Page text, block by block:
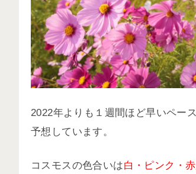
2022年よりも１週間ほど早いペー
予想しています。
コスモスの色合いは白・ピンク・赤